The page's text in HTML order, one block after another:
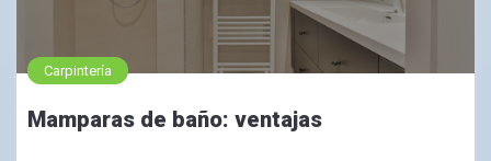
Carpintería
Mamparas de baño: ventajas